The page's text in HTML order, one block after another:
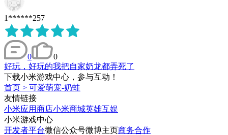
1******257
0
0
好玩，好玩的我把自家奶龙都弄死了
下载小米游戏中心，参与互动！
首页 > 可爱萌宠-奶蛙
友情链接
小米应用商店小米商城英雄互娱
小米游戏中心
开发者平台微信公众号微博主页商务合作